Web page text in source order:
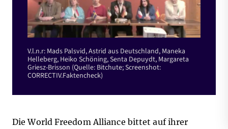
V.l.n.r: Mads Palsvid, Astrid aus Deutschland, Maneka
Helleberg, Heiko Schöning, Senta Depuydt, Margareta
Griesz-Brisson (Quelle: Bitchute; Screenshot:
CORRECTIV.Faktencheck)
Die World Freedom Alliance bittet auf ihrer